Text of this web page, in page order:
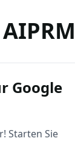
Google
Starten Sie